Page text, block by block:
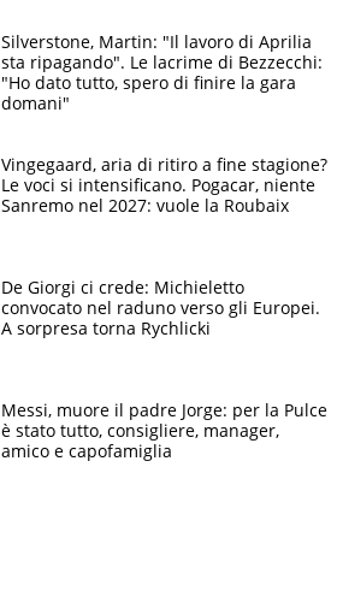
Silverstone, Martin: "Il lavoro di Aprilia
sta ripagando". Le lacrime di Bezzecchi:
"Ho dato tutto, spero di finire la gara
domani"
Vingegaard, aria di ritiro a fine stagione?
Le voci si intensificano. Pogacar, niente
Sanremo nel 2027: vuole la Roubaix
De Giorgi ci crede: Michieletto
convocato nel raduno verso gli Europei.
A sorpresa torna Rychlicki
Messi, muore il padre Jorge: per la Pulce
è stato tutto, consigliere, manager,
amico e capofamiglia